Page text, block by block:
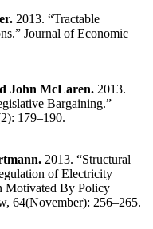
2013. “Tractable
Journal of Economic
John McLaren. 2013.
Bargaining.”
179–190.
2013. “Structural
of Electricity
Motivated By Policy
64(November): 256–265.